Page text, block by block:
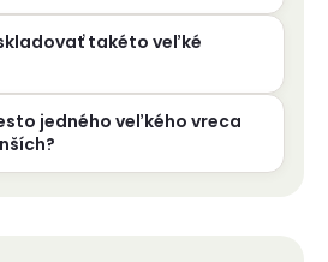
takéto veľké
jedného veľkého vreca